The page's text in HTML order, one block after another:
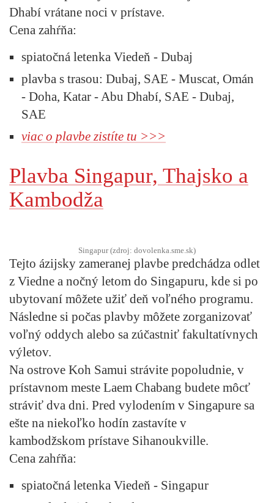
Dhabí vrátane noci v prístave.
Cena zahŕňa:
spiatočná letenka Viedeň - Dubaj
plavba s trasou: Dubaj, SAE - Muscat, Omán
- Doha, Katar - Abu Dhabí, SAE - Dubaj,
SAE
viac o plavbe zistíte tu >>>
Plavba Singapur, Thajsko a
Kambodža
Singapur (zdroj: dovolenka.sme.sk)
Tejto ázijsky zameranej plavbe predchádza odlet
z Viedne a nočný letom do Singapuru, kde si po
ubytovaní môžete užiť deň voľného programu.
Následne si počas plavby môžete zorganizovať
voľný oddych alebo sa zúčastniť fakultatívnych
výletov.
Na ostrove Koh Samui strávite popoludnie, v
prístavnom meste Laem Chabang budete môcť
stráviť dva dni. Pred vylodením v Singapure sa
ešte na niekoľko hodín zastavíte v
kambodžskom prístave Sihanoukville.
Cena zahŕňa:
spiatočná letenka Viedeň - Singapur